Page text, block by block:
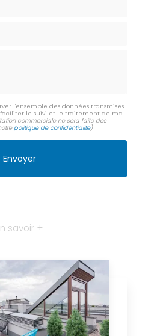
l'ensemble des données transmises
le suivi et le traitement de ma
commerciale ne sera faite des
politique de confidentialité)
savoir +